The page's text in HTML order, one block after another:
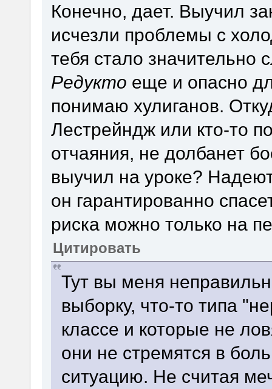
Конечно, дает. Выучил
исчезли проблемы с
тебя стало значительно
Редукто еще и опасно
понимаю хулиганов.
Лестрейндж или кто-то
отчаяния, не долбанет
выучил на уроке?
он гарантированно
риска можно только на
Цитировать
Тут вы меня
выборку, что-то типа
классе и которые не
они не стремятся в
ситуацию. Не считая